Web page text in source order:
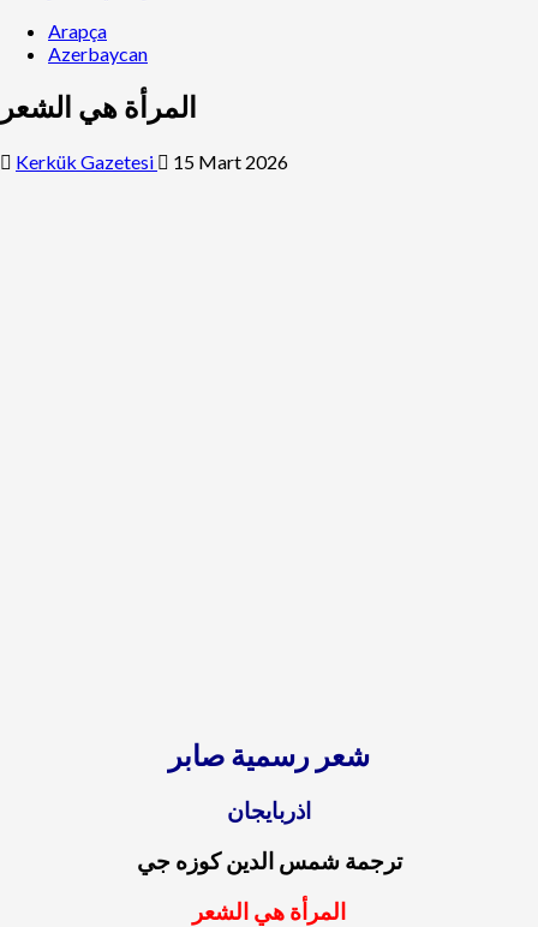
Arapça
Azerbaycan
المرأة هي الشعر
Kerkük Gazetesi 15 Mart 2026
شعر رسمية صابر
اذربايجان
ترجمة شمس الدين كوزه جي
المرأة هي الشعر